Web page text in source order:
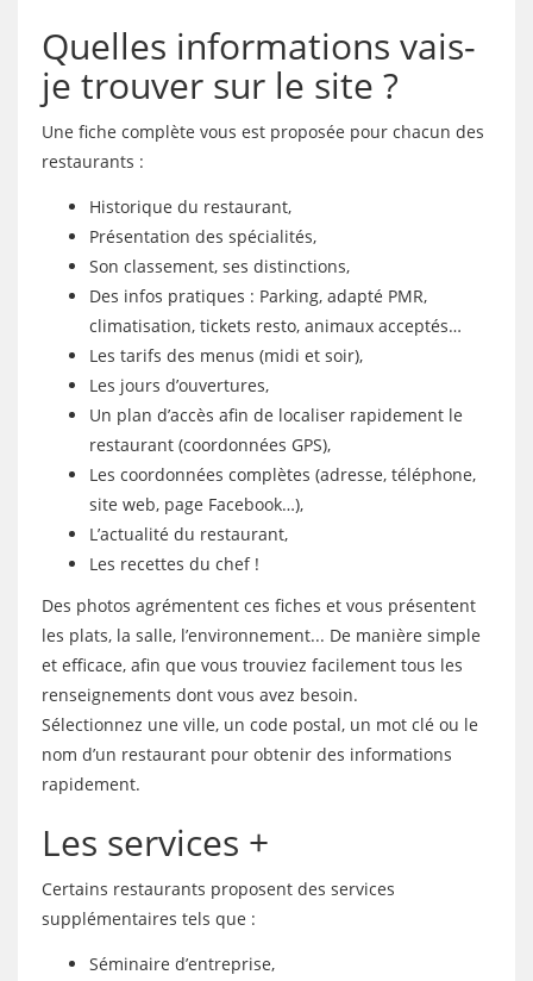
Quelles informations vais-
je trouver sur le site ?
Une fiche complète vous est proposée pour chacun des
restaurants :
Historique du restaurant,
Présentation des spécialités,
Son classement, ses distinctions,
Des infos pratiques : Parking, adapté PMR,
climatisation, tickets resto, animaux acceptés…
Les tarifs des menus (midi et soir),
Les jours d’ouvertures,
Un plan d’accès afin de localiser rapidement le
restaurant (coordonnées GPS),
Les coordonnées complètes (adresse, téléphone,
site web, page Facebook…),
L’actualité du restaurant,
Les recettes du chef !
Des photos agrémentent ces fiches et vous présentent
les plats, la salle, l’environnement... De manière simple
et efficace, afin que vous trouviez facilement tous les
renseignements dont vous avez besoin.
Sélectionnez une ville, un code postal, un mot clé ou le
nom d’un restaurant pour obtenir des informations
rapidement.
Les services +
Certains restaurants proposent des services
supplémentaires tels que :
Séminaire d’entreprise,